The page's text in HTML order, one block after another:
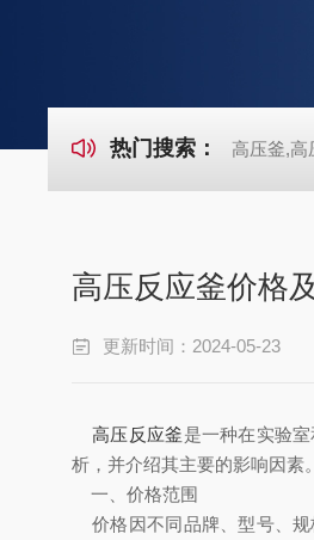
热门搜索： 高压釜,高
高压反应釜价格
更新时间：2024-05-23
高压反应釜是一种在实验
析，并介绍其主要的影响因素。
一、价格范围
价格因不同品牌、型号、规